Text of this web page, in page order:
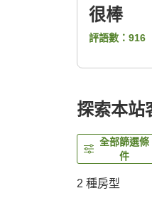
很棒
評語數： 916
探索本站
全部篩選條
件
2 種房型